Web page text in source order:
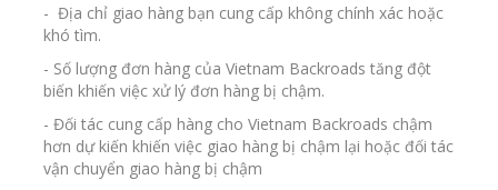
- Địa chỉ giao hàng bạn cung cấp không chính xác hoặc
khó tìm.
- Số lượng đơn hàng của Vietnam Backroads tăng đột
biến khiến việc xử lý đơn hàng bị chậm.
- Đối tác cung cấp hàng cho Vietnam Backroads chậm
hơn dự kiến khiến việc giao hàng bị chậm lại hoặc đối tác
vận chuyển giao hàng bị chậm